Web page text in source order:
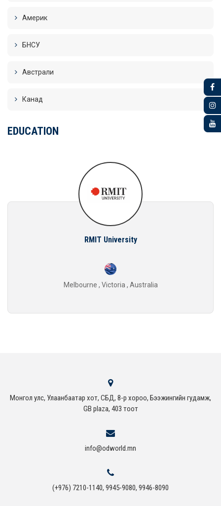
Америк
БНСУ
Австрали
Канад
EDUCATION
RMIT University
Melbourne , Victoria , Australia
Монгол улс, Улаанбаатар хот, СБД, 8-р хороо, Бээжингийн гудамж,
GB plaza, 403 тоот
info@odworld.mn
(+976) 7210-1140, 9945-9080, 9946-8090